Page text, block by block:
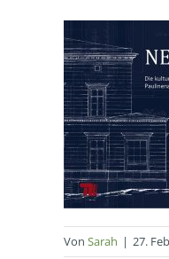
Von Sarah | 27.